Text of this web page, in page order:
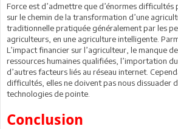
Force est d’admettre que d’énormes difficultés
sur le chemin de la transformation d’une
traditionnelle pratiquée généralement par les
agriculteurs, en une agriculture intelligente.
L’impact financier sur l’agriculteur, le manque
ressources humaines qualifiées, l’importation
d’autres facteurs liés au réseau internet.
difficultés, elles ne doivent pas nous dissuader
technologies de pointe.
Conclusion